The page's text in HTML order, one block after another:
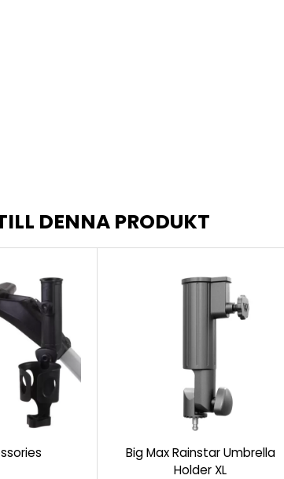
DENNA PRODUKT
Big Max Rainstar Umbrella
Holder XL